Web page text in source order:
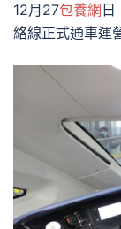
12月27包養網
絡線正式通車運